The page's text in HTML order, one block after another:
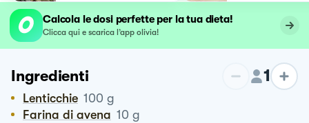
Calcola le dosi perfette per la tua dieta!
Clicca qui e scarica l’app olivia!
Ingredienti 1
Lenticchie 100 g
Farina di avena 10 g